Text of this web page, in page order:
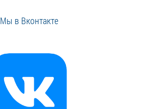
Мы в Вконтакте